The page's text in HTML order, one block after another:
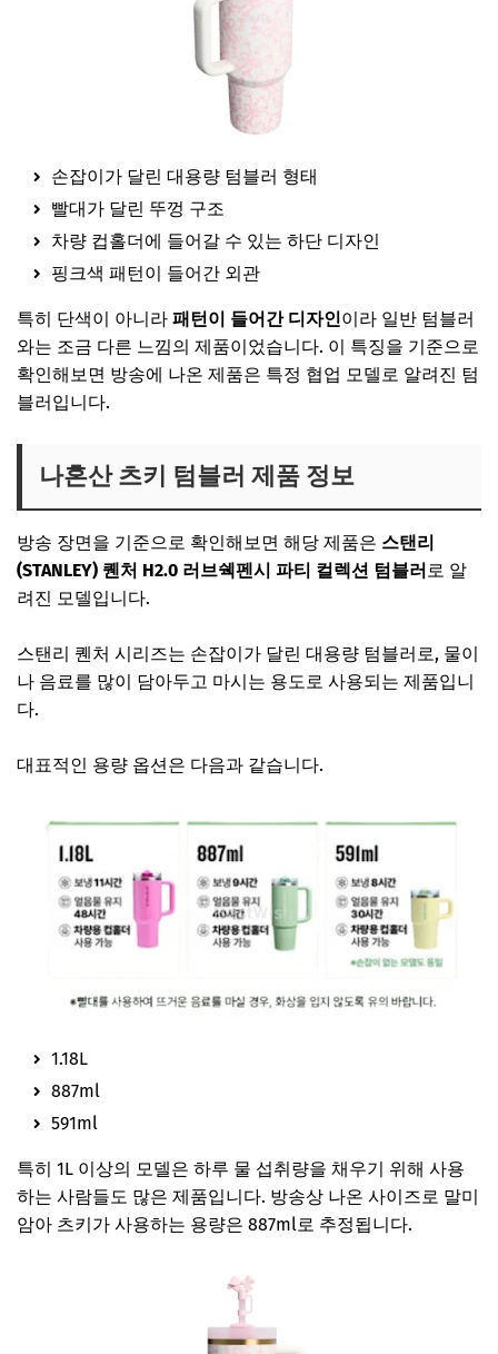
손잡이가 달린 대용량 텀블러 형태
빨대가 달린 뚜껑 구조
차량 컵홀더에 들어갈 수 있는 하단 디자인
핑크색 패턴이 들어간 외관
특히 단색이 아니라 패턴이 들어간 디자인이라 일반 텀블러
와는 조금 다른 느낌의 제품이었습니다. 이 특징을 기준으로
확인해보면 방송에 나온 제품은 특정 협업 모델로 알려진 텀
블러입니다.
나혼산 츠키 텀블러 제품 정보
방송 장면을 기준으로 확인해보면 해당 제품은 스탠리
(STANLEY) 퀜처 H2.0 러브쉑펜시 파티 컬렉션 텀블러로 알
려진 모델입니다.
스탠리 퀜처 시리즈는 손잡이가 달린 대용량 텀블러로, 물이
나 음료를 많이 담아두고 마시는 용도로 사용되는 제품입니
다.
대표적인 용량 옵션은 다음과 같습니다.
1.18L
887ml
591ml
특히 1L 이상의 모델은 하루 물 섭취량을 채우기 위해 사용
하는 사람들도 많은 제품입니다. 방송상 나온 사이즈로 말미
암아 츠키가 사용하는 용량은 887ml로 추정됩니다.